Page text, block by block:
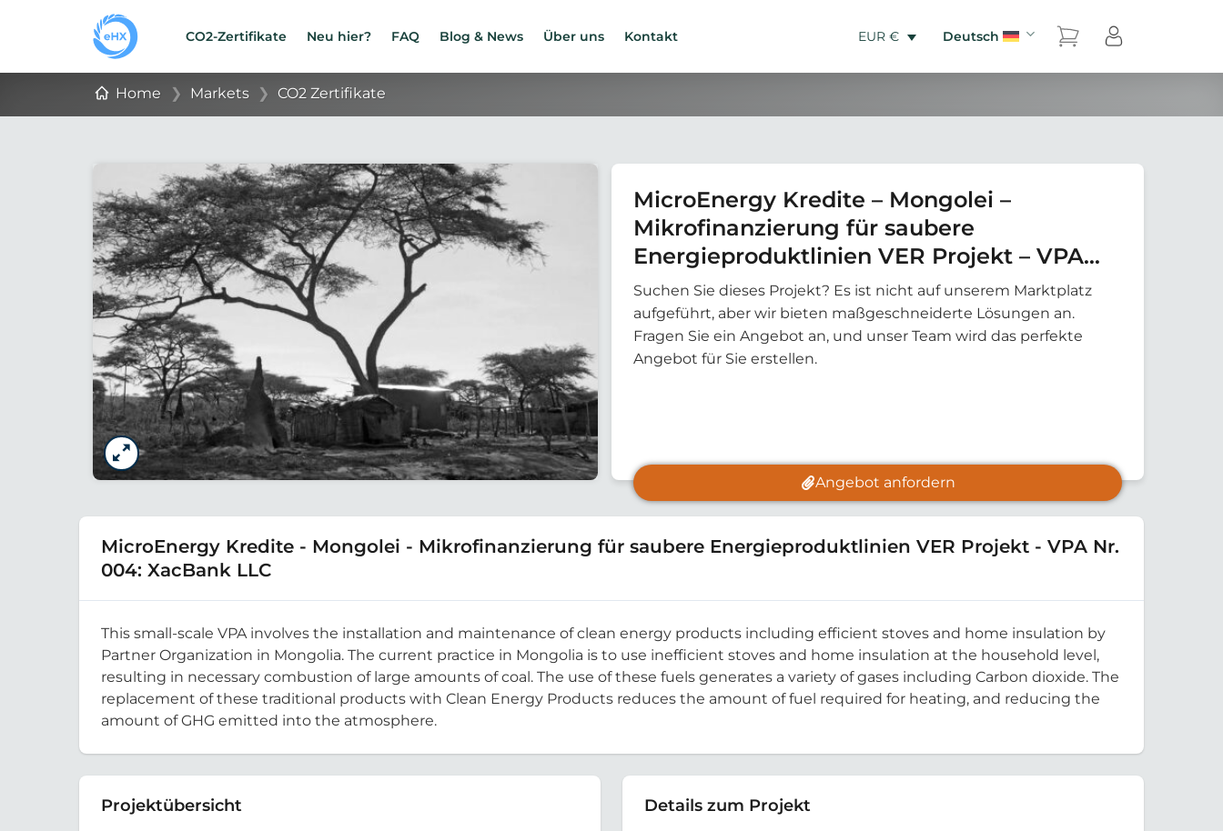
CO2-Zertifikate Neu hier? FAQ Blog & News Über uns Kontakt EUR € Deutsch
Home ❯ Markets ❯ CO2 Zertifikate
MicroEnergy Kredite – Mongolei –
Mikrofinanzierung für saubere
Energieproduktlinien VER Projekt – VPA
Nr. 004: XacBank LLC
Suchen Sie dieses Projekt? Es ist nicht auf unserem Marktplatz
aufgeführt, aber wir bieten maßgeschneiderte Lösungen an.
Fragen Sie ein Angebot an, und unser Team wird das perfekte
Angebot für Sie erstellen.
Angebot anfordern
MicroEnergy Kredite - Mongolei - Mikrofinanzierung für saubere Energieproduktlinien VER Projekt - VPA Nr.
004: XacBank LLC
This small-scale VPA involves the installation and maintenance of clean energy products including efficient stoves and home insulation by
Partner Organization in Mongolia. The current practice in Mongolia is to use inefficient stoves and home insulation at the household level,
resulting in necessary combustion of large amounts of coal. The use of these fuels generates a variety of gases including Carbon dioxide. The
replacement of these traditional products with Clean Energy Products reduces the amount of fuel required for heating, and reducing the
amount of GHG emitted into the atmosphere.
Projektübersicht Details zum Projekt